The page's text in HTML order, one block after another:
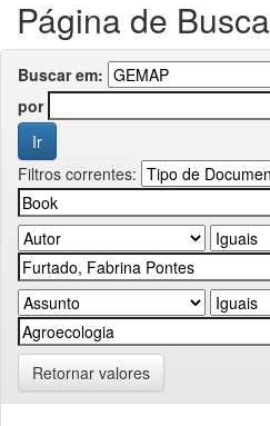
Página de Busca
Buscar em:
por
Filtros correntes:
Retornar valores